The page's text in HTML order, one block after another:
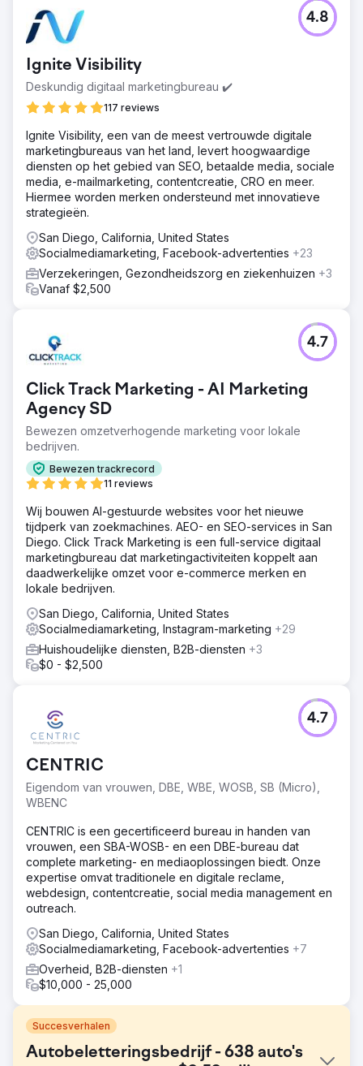
Ignite Visibility
Deskundig digitaal marketingbureau ✔️
117 reviews
4.8
Ignite Visibility, een van de meest vertrouwde digitale
marketingbureaus van het land, levert hoogwaardige
diensten op het gebied van SEO, betaalde media, sociale
media, e-mailmarketing, contentcreatie, CRO en meer.
Hiermee worden merken ondersteund met innovatieve
strategieën.
San Diego, California, United States
Socialmediamarketing, Facebook-advertenties +23
Verzekeringen, Gezondheidszorg en ziekenhuizen +3
Vanaf $2,500
Click Track Marketing - AI Marketing
Agency SD
Bewezen omzetverhogende marketing voor lokale
bedrijven.
Bewezen trackrecord
11 reviews
4.7
Wij bouwen AI-gestuurde websites voor het nieuwe
tijdperk van zoekmachines. AEO- en SEO-services in San
Diego. Click Track Marketing is een full-service digitaal
marketingbureau dat marketingactiviteiten koppelt aan
daadwerkelijke omzet voor e-commerce merken en
lokale bedrijven.
San Diego, California, United States
Socialmediamarketing, Instagram-marketing +29
Huishoudelijke diensten, B2B-diensten +3
$0 - $2,500
CENTRIC
Eigendom van vrouwen, DBE, WBE, WOSB, SB (Micro),
WBENC
4.7
CENTRIC is een gecertificeerd bureau in handen van
vrouwen, een SBA-WOSB- en een DBE-bureau dat
complete marketing- en mediaoplossingen biedt. Onze
expertise omvat traditionele en digitale reclame,
webdesign, contentcreatie, social media management en
outreach.
San Diego, California, United States
Socialmediamarketing, Facebook-advertenties +7
Overheid, B2B-diensten +1
$10,000 - 25,000
Succesverhalen
Autobeletteringsbedrijf - 638 auto's